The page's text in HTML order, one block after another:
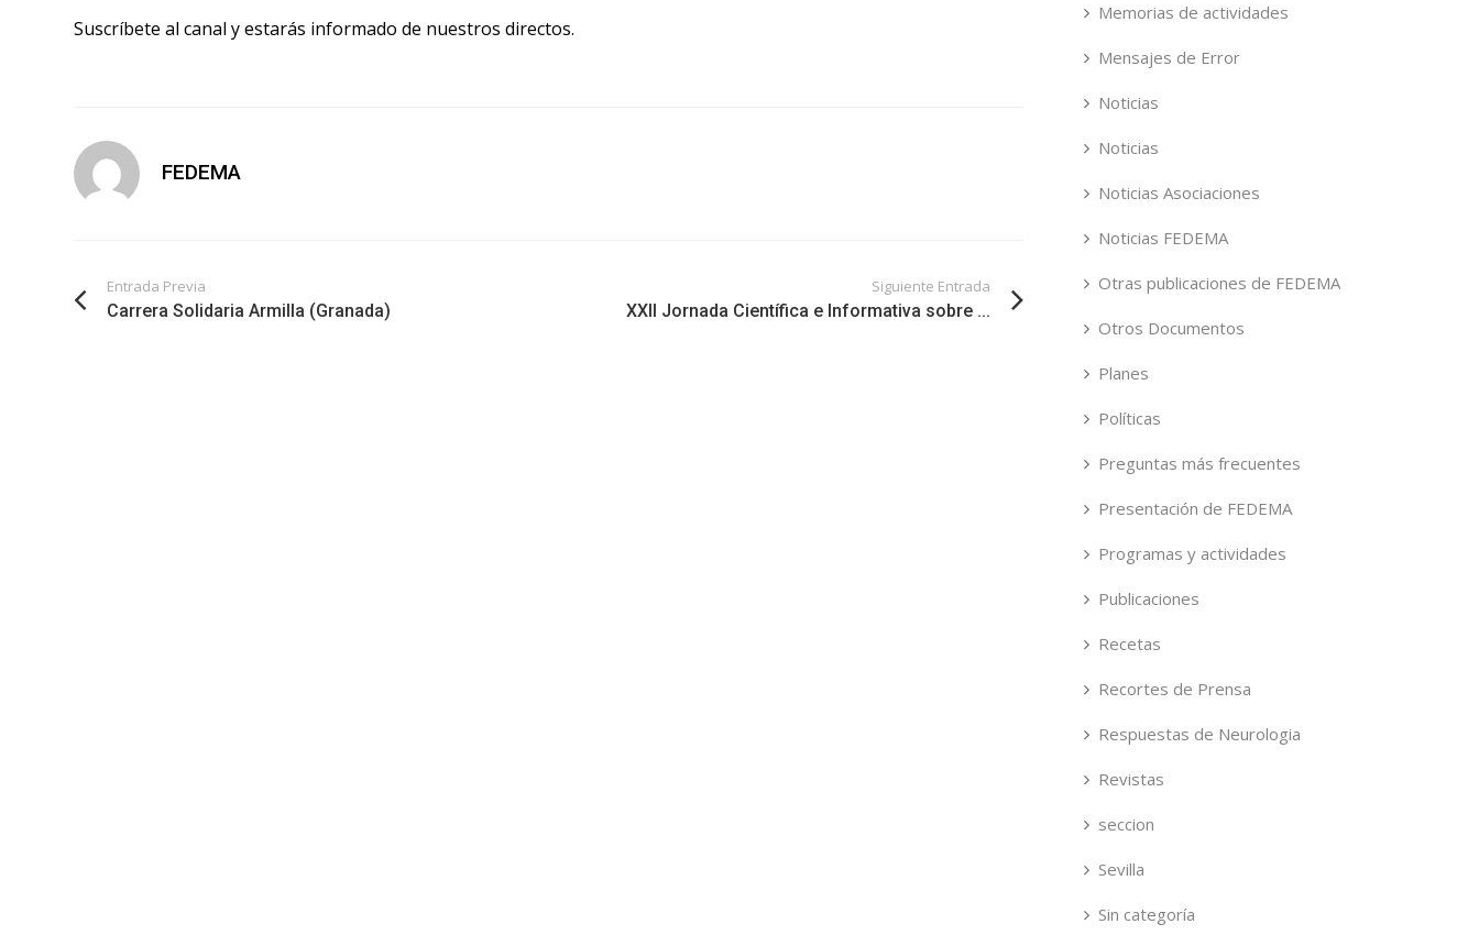
Suscríbete al canal y estarás informado de nuestros directos.
FEDEMA
Entrada Previa
Carrera Solidaria Armilla (Granada)
Siguiente Entrada
XXII Jornada Científica e Informativa sobre ...
Memorias de actividades
Mensajes de Error
Noticias
Noticias
Noticias Asociaciones
Noticias FEDEMA
Otras publicaciones de FEDEMA
Otros Documentos
Planes
Políticas
Preguntas más frecuentes
Presentación de FEDEMA
Programas y actividades
Publicaciones
Recetas
Recortes de Prensa
Respuestas de Neurologia
Revistas
seccion
Sevilla
Sin categoría